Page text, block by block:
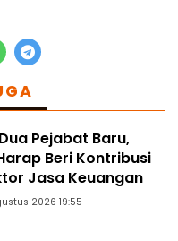
Pejabat Baru,
Beri Kontribusi
Jasa Keuangan
2026 19:55